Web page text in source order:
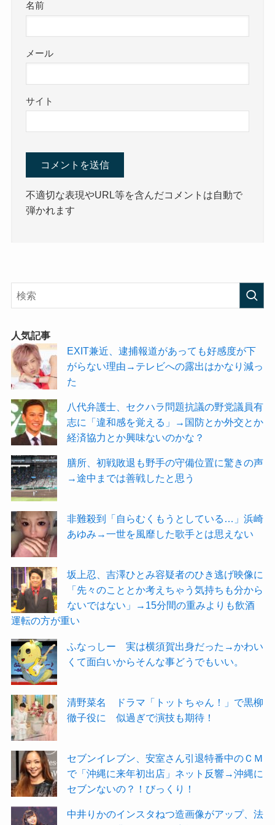
名前
メール
サイト
不適切な表現やURL等を含んだコメントは自動で
弾かれます
人気記事
EXIT兼近、逮捕報道があっても好感度が下
がらない理由→テレビへの露出はかなり減っ
た
八代弁護士、セクハラ問題抗議の野党議員有
志に「違和感を覚える」→国防とか外交とか
経済協力とか興味ないのかな？
膳所、初戦敗退も野手の守備位置に驚きの声
→途中までは善戦したと思う
非難殺到「自らむくもうとしている…」浜崎
あゆみ→一世を風靡した歌手とは思えない
坂上忍、吉澤ひとみ容疑者のひき逃げ映像に
「先々のこととか考えちゃう気持ちも分から
ないではない」→15分間の重みよりも飲酒
運転の方が重い
ふなっしー 実は横須賀出身だった→かわい
くて面白いからそんな事どうでもいい。
清野菜名 ドラマ「トットちゃん！」で黒柳
徹子役に 似過ぎで演技も期待！
セブンイレブン、安室さん引退特番中のＣＭ
で「沖縄に来年初出店」ネット反響→沖縄に
セブンないの？！びっくり！
中井りかのインスタねつ造画像がアップ、法